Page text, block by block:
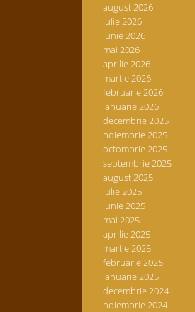
august 2026
iulie 2026
iunie 2026
mai 2026
aprilie 2026
martie 2026
februarie 2026
ianuarie 2026
decembrie 2025
noiembrie 2025
octombrie 2025
septembrie 2025
august 2025
iulie 2025
iunie 2025
mai 2025
aprilie 2025
martie 2025
februarie 2025
ianuarie 2025
decembrie 2024
noiembrie 2024